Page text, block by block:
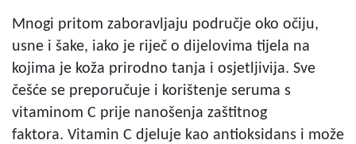
Mnogi pritom zaboravljaju područje oko očiju,
usne i šake, iako je riječ o dijelovima tijela na
kojima je koža prirodno tanja i osjetljivija. Sve
češće se preporučuje i korištenje seruma s
vitaminom C prije nanošenja zaštitnog
faktora. Vitamin C djeluje kao antioksidans i može